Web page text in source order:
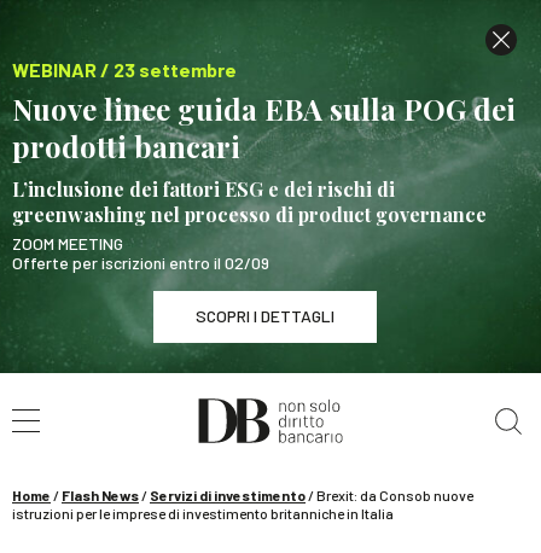
WEBINAR / 23 settembre
Nuove linee guida EBA sulla POG dei
prodotti bancari
L’inclusione dei fattori ESG e dei rischi di
greenwashing nel processo di product governance
ZOOM MEETING
Offerte per iscrizioni entro il 02/09
SCOPRI I DETTAGLI
WEBINAR / 23 settembre
Nuove linee guida EBA sulla POG dei prodotti
SCOPRI I DETTAGLI
Home / Flash News/ Servizi di investimento/Brexit: da Consob nuove
istruzioni per le imprese di investimento britanniche in Italia